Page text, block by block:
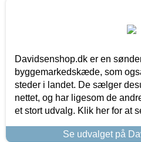
Davidsenshop.dk er en
byggemarkedskæde, som
steder i landet. De sælger
nettet, og har ligesom de
et stort udvalg. Klik her for at
Se udvalget på